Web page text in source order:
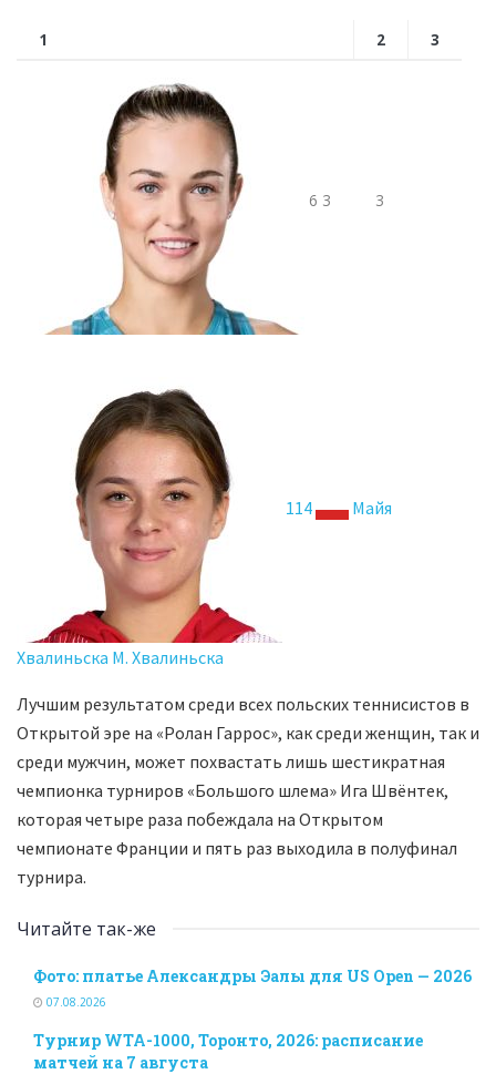
1 2 3
6 3 3
114 Майя
Хвалиньска М. Хвалиньска
Лучшим результатом среди всех польских теннисистов в
Открытой эре на «Ролан Гаррос», как среди женщин, так и
среди мужчин, может похвастать лишь шестикратная
чемпионка турниров «Большого шлема» Ига Швёнтек,
которая четыре раза побеждала на Открытом
чемпионате Франции и пять раз выходила в полуфинал
турнира.
Читайте так-же
Фото: платье Александры Эалы для US Open — 2026
07.08.2026
Турнир WTA-1000, Торонто, 2026: расписание
матчей на 7 августа